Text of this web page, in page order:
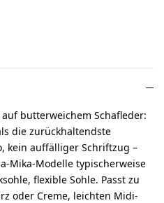
butterweichem Schafleder:
die zurückhaltendste
kein auffälliger Schriftzug –
Mika-Modelle typischerweise
flexible Sohle. Passt zu
oder Creme, leichten Midi-